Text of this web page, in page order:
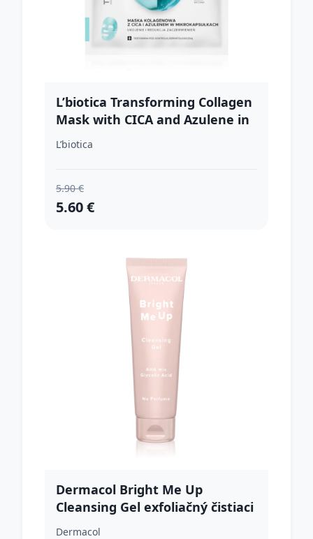
L’biotica Transforming Collagen
Mask with CICA and Azulene in
Microcapsules kolagenová
L’biotica
5.90 €
5.60 €
Dermacol Bright Me Up
Cleansing Gel exfoliačný čistiaci
gél na tvár 150 ml
Dermacol